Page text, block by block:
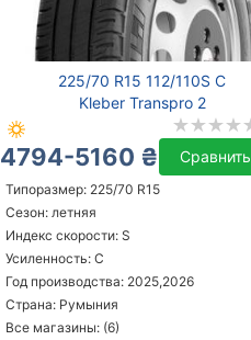
225/70 R15 112/110S C
Kleber Transpro 2
4794-5160 ₴ Сравнить
Типоразмер: 225/70 R15
Сезон: летняя
Индекс скорости: S
Усиленность: C
Год производства: 2025,2026
Страна: Румыния
Все магазины: (6)